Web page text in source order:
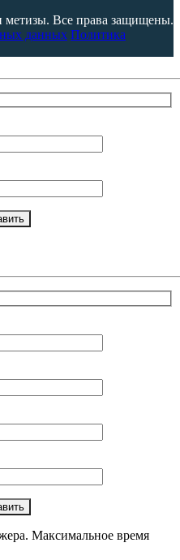
Все права защищены.
данных Политика
Максимальное время